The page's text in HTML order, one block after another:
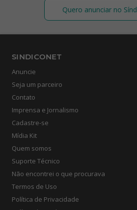
Quero anunciar no
SINDICONET
Anuncie
Seja um parceiro
Contato
Imprensa e Jornalismo
Cadastre-se
Mídia Kit
Quem somos
Suporte Técnico
Não encontrei o que procurava
Termos de Uso
Política de Privacidade